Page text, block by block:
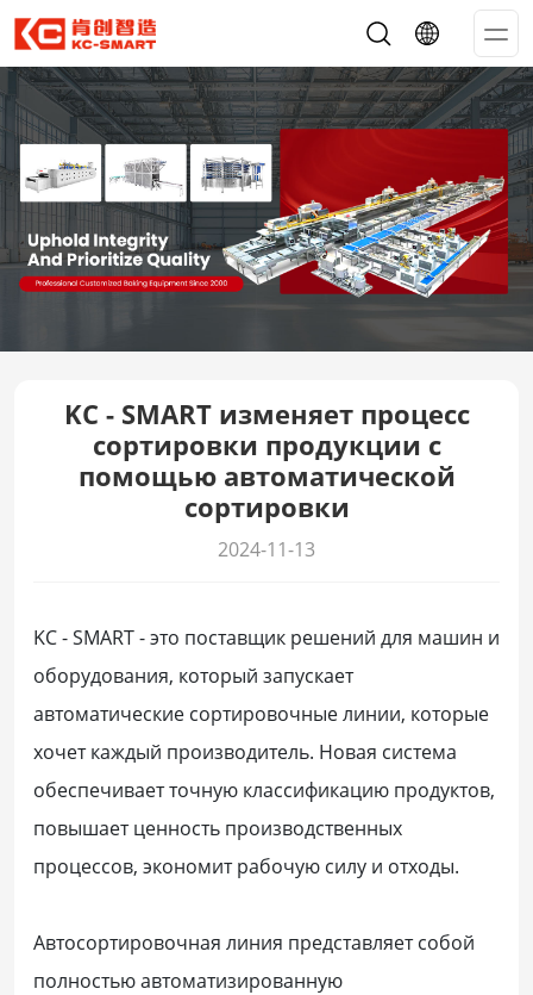
KC - SMART изменяет процесс
сортировки продукции с
помощью автоматической
сортировки
2024-11-13
KC - SMART - это поставщик решений для машин и
оборудования, который запускает
автоматические сортировочные линии, которые
хочет каждый производитель. Новая система
обеспечивает точную классификацию продуктов,
повышает ценность производственных
процессов, экономит рабочую силу и отходы.
Автосортировочная линия представляет собой
полностью автоматизированную